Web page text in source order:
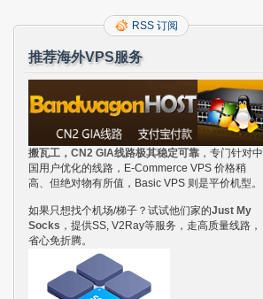
RSS 订阅
推荐海外VPS服务
搬瓦工，CN2 GIA线路极其稳定可靠 ，专门针对中
国用户优化的线路，E-Commerce VPS 价格稍
高、但绝对物有所值，Basic VPS 则是平价机型。
如果只想找个机场/梯子？试试他们家的Just My
Socks ，提供SS, V2Ray等服务，走高质量线路，
省心免折腾。